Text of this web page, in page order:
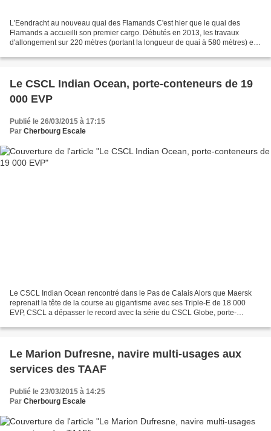
L'Eendracht au nouveau quai des Flamands C'est hier que le quai des
Flamands a accueilli son premier cargo. Débutés en 2013, les travaux
d'allongement sur 220 mètres (portant la longueur de quai à 580 mètres) et
Le CSCL Indian Ocean, porte-conteneurs de 19
000 EVP
Publié le 26/03/2015 à 17:15
Par Cherbourg Escale
Le CSCL Indian Ocean rencontré dans le Pas de Calais Alors que Maersk
reprenait la tête de la course au gigantisme avec ses Triple-E de 18 000
EVP, CSCL a dépasser le record avec la série du CSCL Globe, porte-
Le Marion Dufresne, navire multi-usages aux
services des TAAF
Publié le 23/03/2015 à 14:25
Par Cherbourg Escale